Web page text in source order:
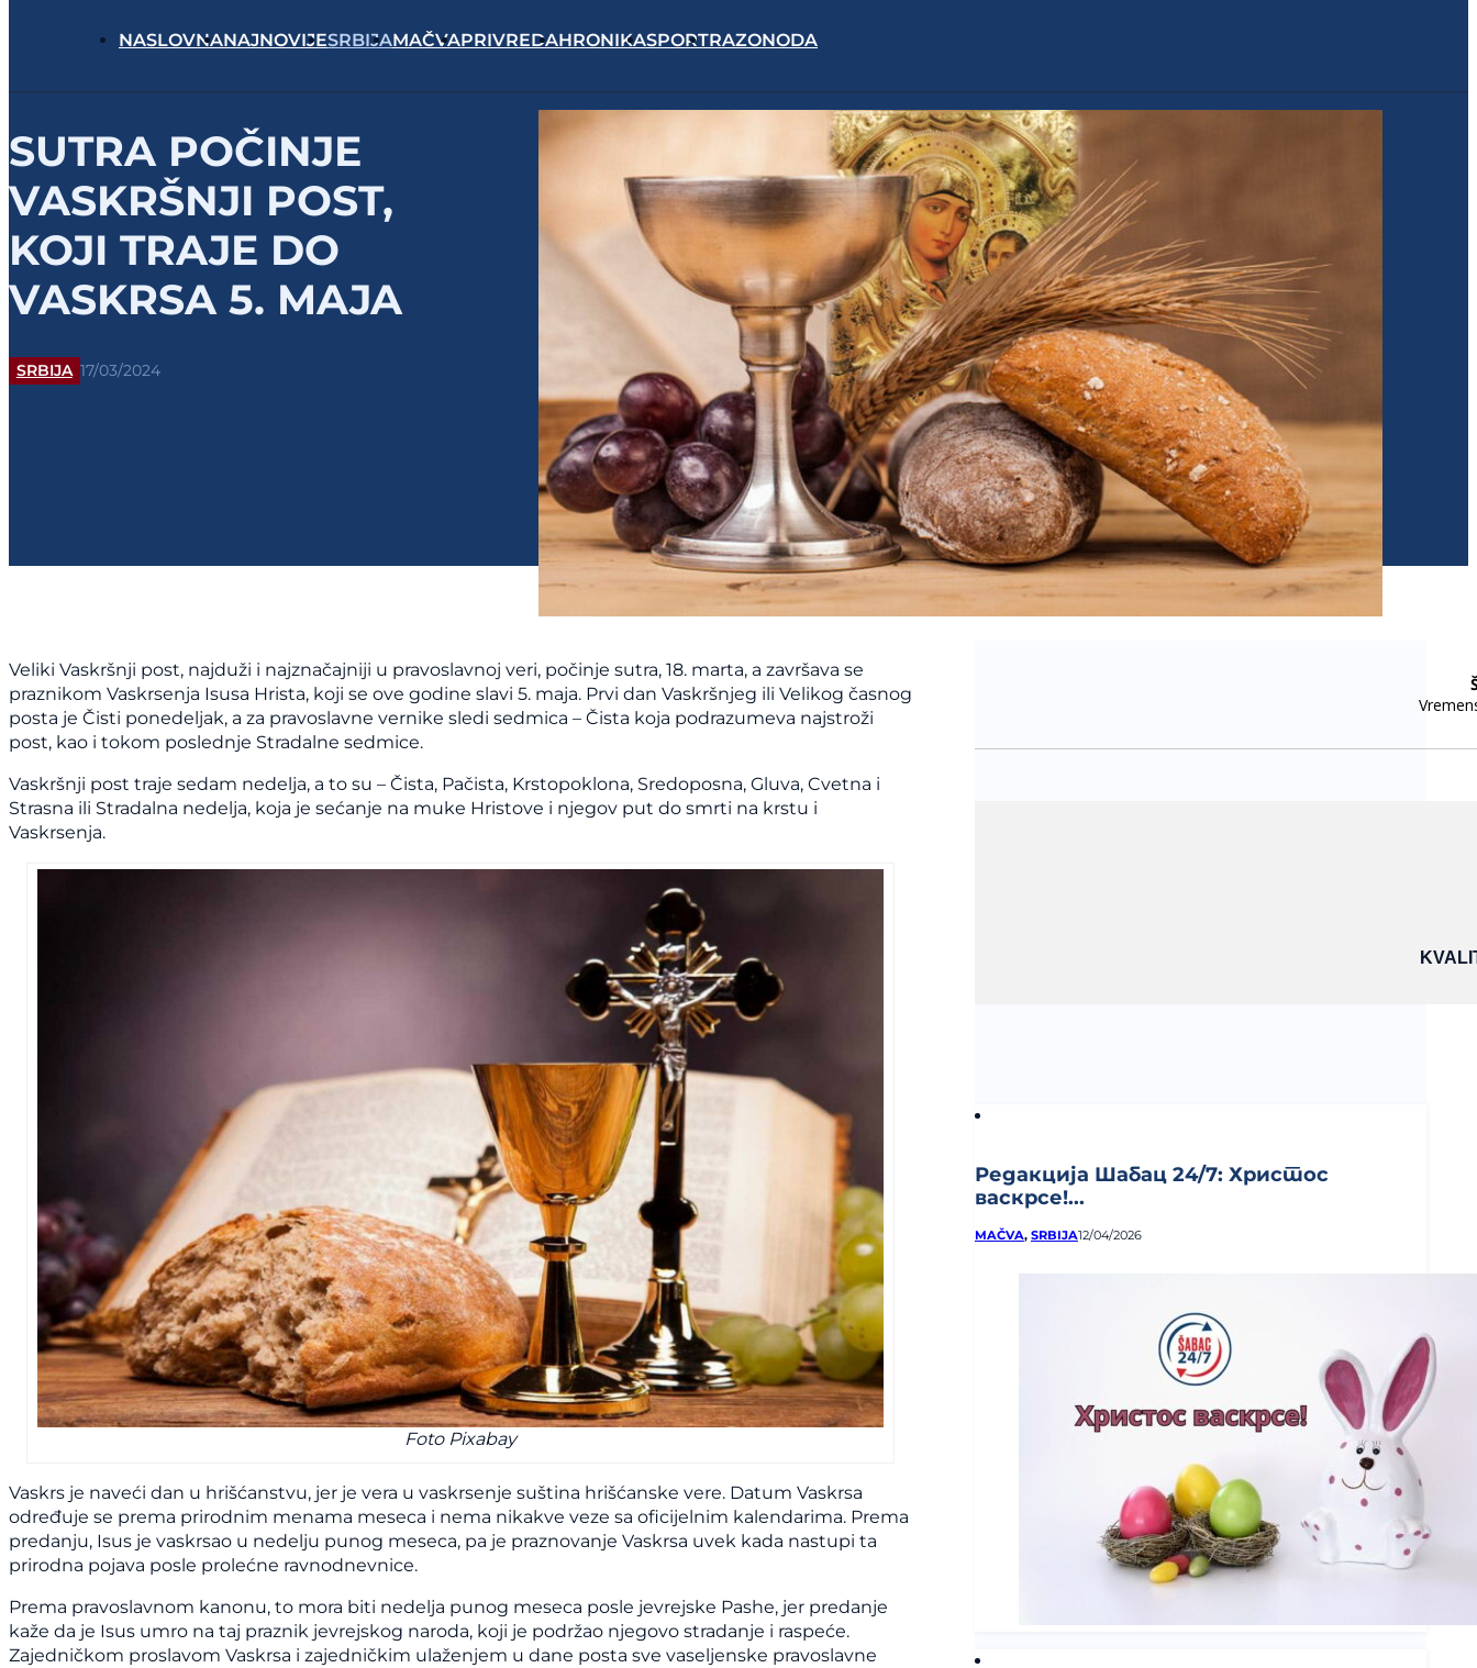
NASLOVNANAJNOVIJESRBIJAMAČVAPRIVREDAHRONIKASPORTRAZONODA
SUTRA POČINJE
VASKRŠNJI POST,
KOJI TRAJE DO
VASKRSA 5. MAJA
SRBIJA 17/03/2024
Veliki Vaskršnji post, najduži i najznačajniji u pravoslavnoj veri, počinje sutra, 18. marta, a završava se
praznikom Vaskrsenja Isusa Hrista, koji se ove godine slavi 5. maja. Prvi dan Vaskršnjeg ili Velikog časnog
posta je Čisti ponedeljak, a za pravoslavne vernike sledi sedmica – Čista koja podrazumeva najstroži
post, kao i tokom poslednje Stradalne sedmice.
Vaskršnji post traje sedam nedelja, a to su – Čista, Pačista, Krstopoklona, Sredoposna, Gluva, Cvetna i
Strasna ili Stradalna nedelja, koja je sećanje na muke Hristove i njegov put do smrti na krstu i
Vaskrsenja.
Foto Pixabay
Vaskrs je naveći dan u hrišćanstvu, jer je vera u vaskrsenje suština hrišćanske vere. Datum Vaskrsa
određuje se prema prirodnim menama meseca i nema nikakve veze sa oficijelnim kalendarima. Prema
predanju, Isus je vaskrsao u nedelju punog meseca, pa je praznovanje Vaskrsa uvek kada nastupi ta
prirodna pojava posle prolećne ravnodnevnice.
Prema pravoslavnom kanonu, to mora biti nedelja punog meseca posle jevrejske Pashe, jer predanje
kaže da je Isus umro na taj praznik jevrejskog naroda, koji je podržao njegovo stradanje i raspeće.
Zajedničkom proslavom Vaskrsa i zajedničkim ulaženjem u dane posta sve vaseljenske pravoslavne
Редакција Шабац 24/7: Христос
васкрсе!...
MAČVA, SRBIJA12/04/2026